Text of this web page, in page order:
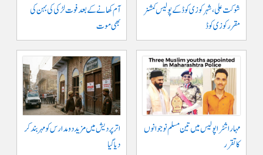
شوکت علی ، شہر کوزی کوڈ کے پولیس کمشنر
مقرر کوزی کوڈ
آم کھانے کے بعد فوت لڑکی کی بہن کی
بھی موت
مہاراشٹرا پولیس میں تین مسلم نو جوانوں
کا تقرر
اتر پردیش میں مزید دو مدارس کو مہر بند کر
دیا گیا